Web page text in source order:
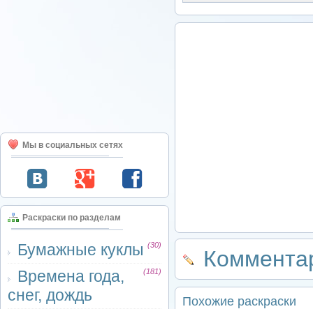
Мы в социальных сетях
Раскраски по разделам
Бумажные куклы (30)
Времена года,
снег, дождь
(181)
Похожие раскраски